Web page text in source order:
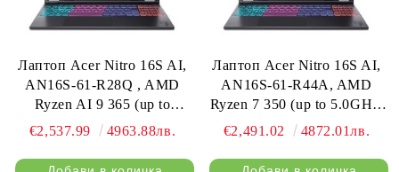
Лаптоп Acer Nitro 16S AI,
AN16S-61-R28Q , AMD
Ryzen AI 9 365 (up to
5.0Ghz, 24MB), 16"
180Hz, 1*16GB DDR5 (1
€2,537.99 4963.88лв.
Лаптоп Acer Nitro 16S AI,
AN16S-61-R44A, AMD
Ryzen 7 350 (up to 5.0GHz,
16MB), 16" WQXGA
1*16GB DDR5 (1 slot free),
€2,491.02 4872.01лв.